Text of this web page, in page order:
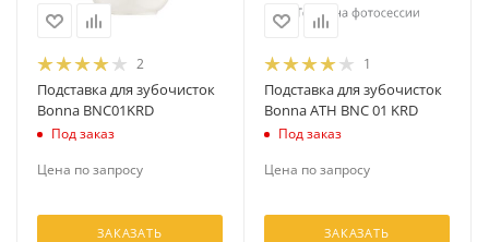
2
Подставка для зубочисток
Bonna BNC01KRD
Под заказ
Цена по запросу
ЗАКАЗАТЬ
1
Подставка для зубочисток
Bonna ATH BNC 01 KRD
Под заказ
Цена по запросу
ЗАКАЗАТЬ